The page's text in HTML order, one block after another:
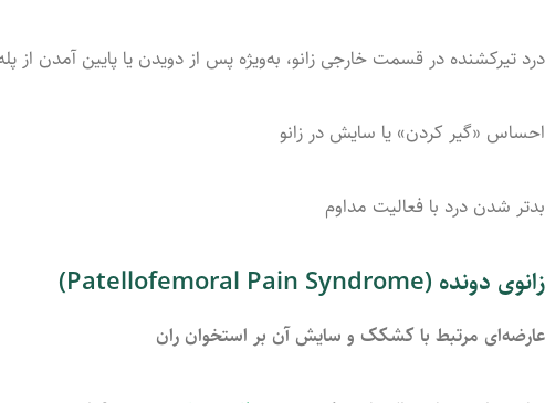
درد تیرکشنده در قسمت خارجی زانو، به‌ویژه پس از دویدن یا پایین آمدن از
احساس «گیر کردن» یا سایش در زانو
بدتر شدن درد با فعالیت مداوم
زانوی دونده ( Patellofemoral Pain Syndrome)
عارضه‌ای مرتبط باکشکک و سایشآن بر استخوان ران